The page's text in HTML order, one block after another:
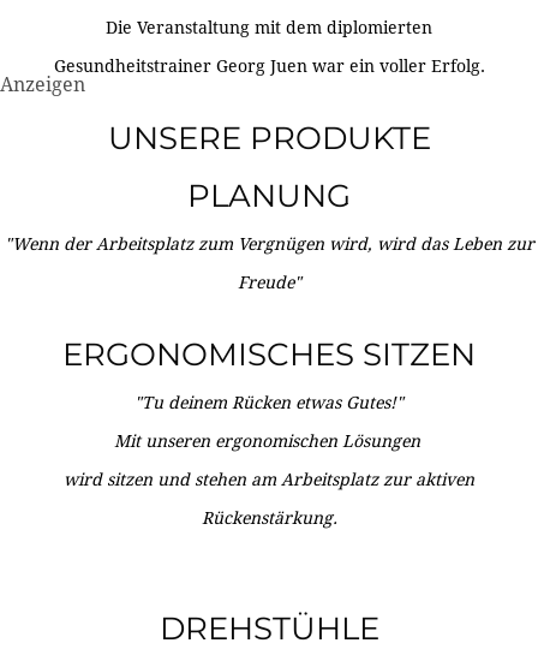
Die Veranstaltung mit dem diplomierten
Gesundheitstrainer Georg Juen war ein voller Erfolg.
Anzeigen
UNSERE PRODUKTE
PLANUNG
"Wenn der Arbeitsplatz zum Vergnügen wird, wird das Leben zur
Freude"
ERGONOMISCHES SITZEN
"Tu deinem Rücken etwas Gutes!"
Mit unseren ergonomischen Lösungen
wird sitzen und stehen am Arbeitsplatz zur aktiven
Rückenstärkung.
DREHSTÜHLE